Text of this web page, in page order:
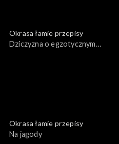
Okrasa łamie przepisy
Dziczyzna o egzotycznym
Okrasa łamie przepisy
Na jagody